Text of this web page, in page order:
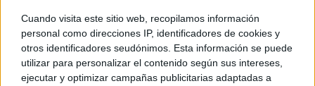
Cuando visita este sitio web, recopilamos información
personal como direcciones IP, identificadores de cookies y
otros identificadores seudónimos. Esta información se puede
utilizar para personalizar el contenido según sus intereses,
ejecutar y optimizar campañas publicitarias adaptadas a
Este vídeo cuenta con subtítulos en español. ¡Recuerda
activarlos!